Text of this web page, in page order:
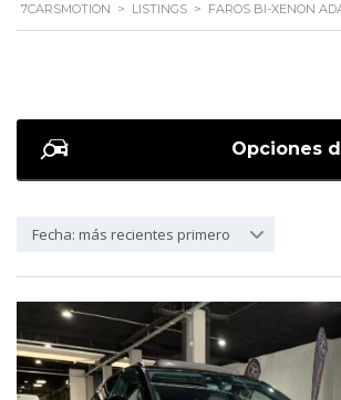
7CARSMOTION > LISTINGS > FAROS BI-XENON
Opciones
Fecha: más recientes primero